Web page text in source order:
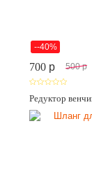
--40%
700 p 500 p
Редуктор